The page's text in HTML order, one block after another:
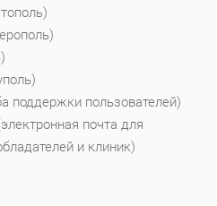
поддержки пользователей)
почта для
и клиник)